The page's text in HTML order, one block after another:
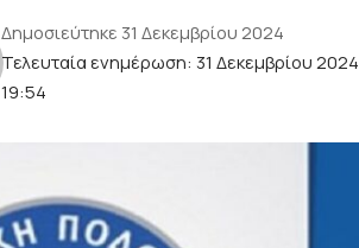
Τελευταία ενημέρωση: 31 Δεκεμβρίου 2024
19:54
Δημοσιεύτηκε 31 Δεκεμβρίου 2024